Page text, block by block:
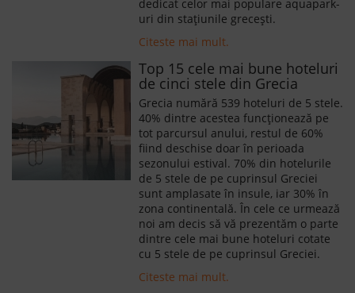
dedicat celor mai populare aquapark-
uri din stațiunile grecești.
Citeste mai mult.
Top 15 cele mai bune hoteluri
de cinci stele din Grecia
Grecia numără 539 hoteluri de 5 stele.
40% dintre acestea funcționează pe
tot parcursul anului, restul de 60%
fiind deschise doar în perioada
sezonului estival. 70% din hotelurile
de 5 stele de pe cuprinsul Greciei
sunt amplasate în insule, iar 30% în
zona continentală. În cele ce urmează
noi am decis să vă prezentăm o parte
dintre cele mai bune hoteluri cotate
cu 5 stele de pe cuprinsul Greciei.
Citeste mai mult.